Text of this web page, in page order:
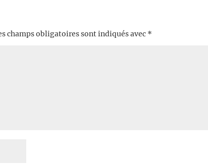
champs obligatoires sont indiqués avec *